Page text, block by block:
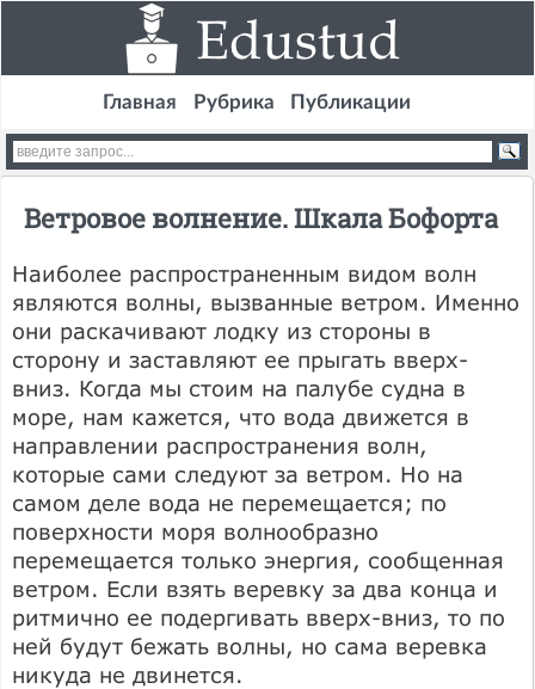
Главная Рубрика Публикации
Ветровое волнение. Шкала Бофорта
Наиболее распространенным видом волн
являются волны, вызванные ветром. Именно
они раскачивают лодку из стороны в
сторону и заставляют ее прыгать вверх-
вниз. Когда мы стоим на палубе судна в
море, нам кажется, что вода движется в
направлении распространения волн,
которые сами следуют за ветром. Но на
самом деле вода не перемещается; по
поверхности моря волнообразно
перемещается только энергия, сообщенная
ветром. Если взять веревку за два конца и
ритмично ее подергивать вверх-вниз, то по
ней будут бежать волны, но сама веревка
никуда не двинется.